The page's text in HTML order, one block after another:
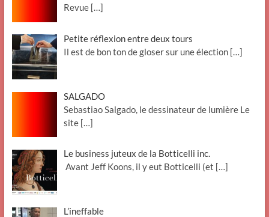
Revue […]
Petite réflexion entre deux tours
Il est de bon ton de gloser sur une élection […]
SALGADO
Sebastiao Salgado, le dessinateur de lumière Le
site […]
Le business juteux de la Botticelli inc.
Avant Jeff Koons, il y eut Botticelli (et […]
L’ineffable